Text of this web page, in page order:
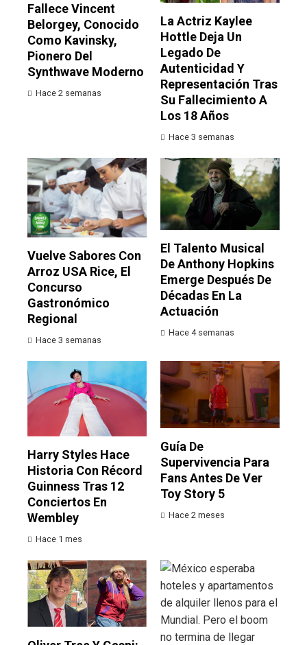
Fallece Vincent
Belorgey, Conocido
Como Kavinsky,
Pionero Del
Synthwave Moderno
Hace 2 semanas
La Actriz Kaylee
Hottle Deja Un
Legado De
Autenticidad Y
Representación Tras
Su Fallecimiento A
Los 18 Años
Hace 3 semanas
Vuelve Sabores Con
Arroz USA Rice, El
Concurso
Gastronómico
Regional
Hace 3 semanas
El Talento Musical
De Anthony Hopkins
Emerge Después De
Décadas En La
Actuación
Hace 4 semanas
Harry Styles Hace
Historia Con Récord
Guinness Tras 12
Conciertos En
Wembley
Hace 1 mes
Guía De
Supervivencia Para
Fans Antes De Ver
Toy Story 5
Hace 2 meses